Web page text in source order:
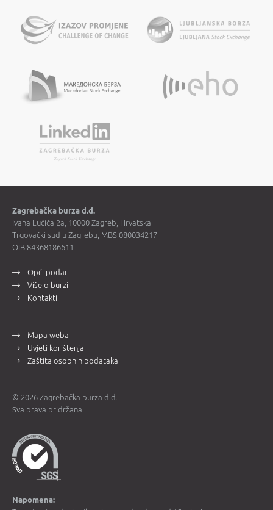
Zagrebačka burza d.d.
Ivana Lučića 2a, 10000 Zagreb, Hrvatska
Trgovački sud u Zagrebu, MBS 080034217
OIB 84368186611
Opći podaci
Više o burzi
Kontakti
Mapa weba
Uvjeti korištenja
Zaštita osobnih podataka
© 2026 Zagrebačka burza d.d.
Sva prava pridržana.
Napomena: